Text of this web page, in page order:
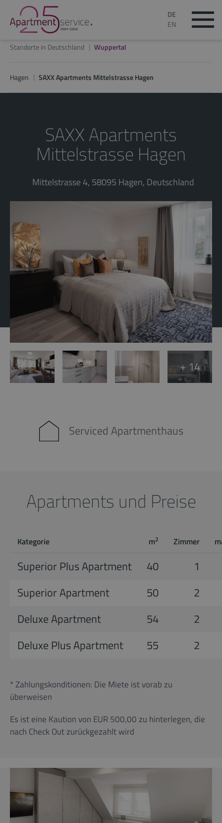
DE
EN
Standorte in Deutschland Wuppertal
Hagen SAXX Apartments Mittelstrasse Hagen
SAXX Apartments
Mittelstrasse Hagen
Mittelstrasse 4, 58095 Hagen, Deutschland
+ 14
Serviced Apartmenthaus
Apartments und Preise
Kategorie m2 Zimmer
Superior Plus Apartment 40
1
Superior Apartment
50
2
Deluxe Apartment
54
2
Deluxe Plus Apartment
55 2
* Zahlungskonditionen: Die Miete ist vorab zu
überweisen
Es ist eine Kaution von EUR 500,00 zu hinterlegen, die
nach Check Out zurückgezahlt wird